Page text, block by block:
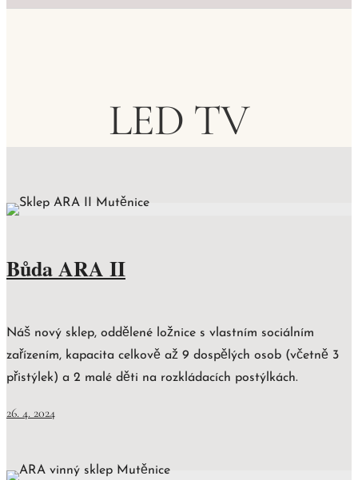
LED TV
Bůda ARA II
Náš nový sklep, oddělené ložnice s vlastním sociálním
zařízením, kapacita celkově až 9 dospělých osob (včetně 3
přistýlek) a 2 malé děti na rozkládacích postýlkách.
26. 4. 2024